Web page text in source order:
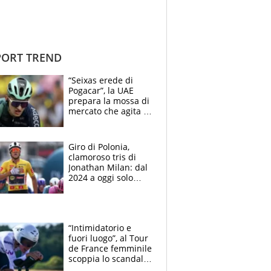
TREND
“Seixas erede di
Pogacar”, la UAE
prepara la mossa di
mercato che agita la
a Burgos
Giro di Polonia,
clamoroso tris di
Jonathan Milan: dal
2024 a oggi solo
“Intimidatorio e
fuori luogo”, al Tour
de France femminile
scoppia lo scandalo: